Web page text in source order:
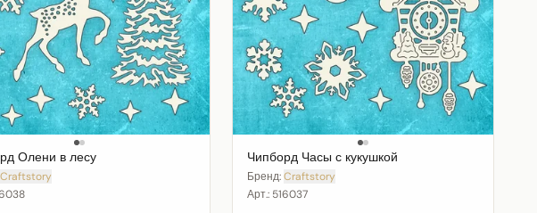
Олени в лесу
Craftstory
Чипборд Часы с кукушкой
Бренд:Craftstory
Арт.: 516037